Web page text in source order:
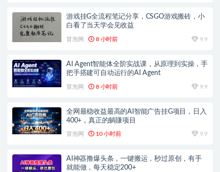
游戏挂G全流程笔记分享，CSGO游戏搬砖，小
白看了当天学会见收益
冒泡网 8 小时前 9.9
AI Agent智能体全阶实战课，从原理到实操，手
把手搭建可自动运行的AI Agent
冒泡网 8 小时前 9.9
全网最稳收益最高的AI智能广告挂G项目，日入
400+，真正的躺賺项目
冒泡网 10 小时前 9.9
AI神器撸爆头条，一键搬运，秒过原创，有手
就能做，每天稳定200+